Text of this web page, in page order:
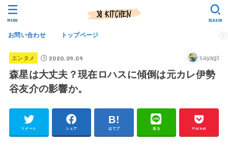
お問い合わせ トップページ
SEARCH
MENU
エンタメ 2020.09.09 sayagt
森星は大丈夫？現在ロハスに傾倒は元カレ伊勢
谷友介の影響か。
ツイート シェア はてブ 送る Pocket